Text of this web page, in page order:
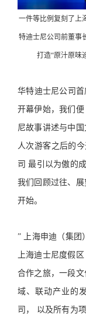
一件等比例复刻了上
特迪士尼公司前董事
打造“原汁原味
华特迪士尼公司首
开幕伊始，我们
尼故事讲述与中
人次游客之后的
司 最引以为傲的
我们回顾过往、
开始。
” 上海申迪（集团
上海迪士尼度假
合作之旅，一段
域、联动产业的
司， 以及所有为